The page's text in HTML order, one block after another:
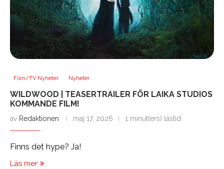
Film/TV Nyheter Nyheter
WILDWOOD | TEASERTRAILER FÖR LAIKA STUDIOS
KOMMANDE FILM!
av Redaktionen maj 17, 2026 1 minut(ers) lästid
Finns det hype? Ja!
Läs mer